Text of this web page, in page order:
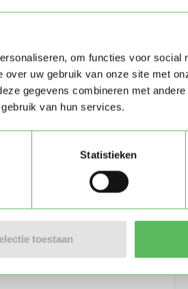
om functies voor social
uw gebruik van onze site met
gegevens combineren met
van hun services.
Statistieken
toestaan